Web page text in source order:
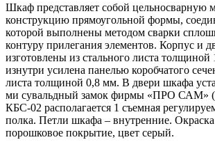
Шкаф представляет собой цельносварную
конструкцию прямоугольной формы,
которой выполнены методом сварки
контуру прилегания элементов. Корпус и
изготовлены из стального листа
изнутри усилена панелью коробчатого
листа толщиной 0,8 мм. В двери шкафа
ми сувальдный замок фирмы «ПРО САМ»
КБС-02 располагается 1 съемная
полка. Петли шкафа – внутренние.
порошковое покрытие, цвет серый.